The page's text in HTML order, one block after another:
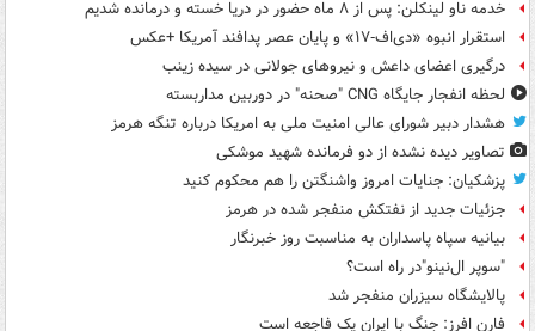
خدمه ناو لینکلن: پس از ۸ ماه حضور در دریا خسته و درمانده‌ شدیم
استقرار انبوه «دی‌اف‑۱۷» و پایان عصر پدافند آمریکا +عکس
درگیری اعضای داعش و نیروهای جولانی در سیده زینب
لحظه انفجار جایگاه CNG "صحنه" در دوربین مداربسته
هشدار دبیر شورای عالی امنیت ملی به امریکا درباره تنگه هرمز
تصاویر دیده‌ نشده از دو فرمانده شهید موشکی
پزشکیان: جنایات امروز واشنگتن را هم محکوم کنید
جزئیات جدید از نفتکش منفجر شده در هرمز
بیانیه سپاه پاسداران به مناسبت روز خبرنگار
"سوپر ال‌نینو"در راه است؟
پالایشگاه سیزران منفجر شد
فارن افرز: جنگ با ایران یک فاجعه است